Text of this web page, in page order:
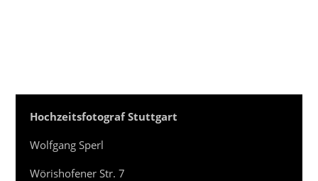
Hochzeitsfotograf Stuttgart
Wolfgang Sperl
Wörishofener Str. 7